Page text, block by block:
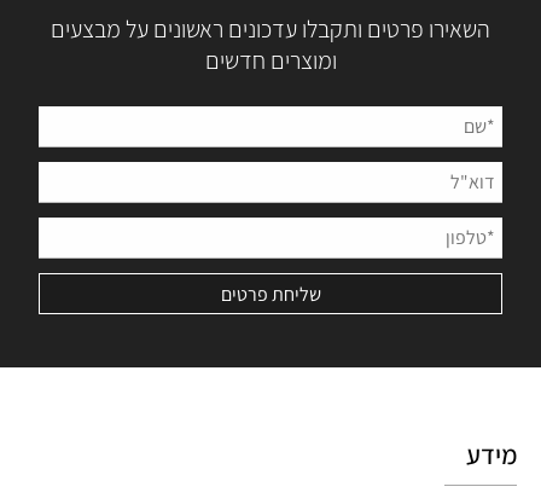
השאירו פרטים ותקבלו עדכונים ראשונים על מבצעים
ומוצרים חדשים
מידע